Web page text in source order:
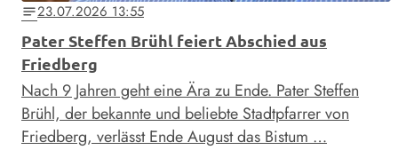
notes23.07.2026 13:55
Pater Steffen Brühl feiert Abschied aus
Friedberg
Nach 9 Jahren geht eine Ära zu Ende. Pater Steffen
Brühl, der bekannte und beliebte Stadtpfarrer von
Friedberg, verlässt Ende August das Bistum …